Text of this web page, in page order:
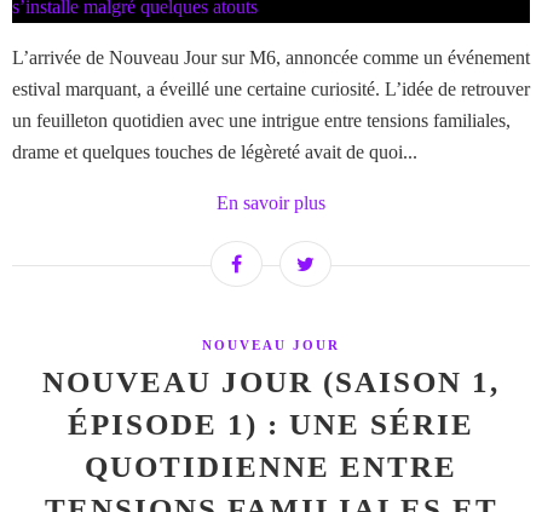
L’arrivée de Nouveau Jour sur M6, annoncée comme un événement
estival marquant, a éveillé une certaine curiosité. L’idée de retrouver
un feuilleton quotidien avec une intrigue entre tensions familiales,
drame et quelques touches de légèreté avait de quoi...
En savoir plus
NOUVEAU JOUR
NOUVEAU JOUR (SAISON 1,
ÉPISODE 1) : UNE SÉRIE
QUOTIDIENNE ENTRE